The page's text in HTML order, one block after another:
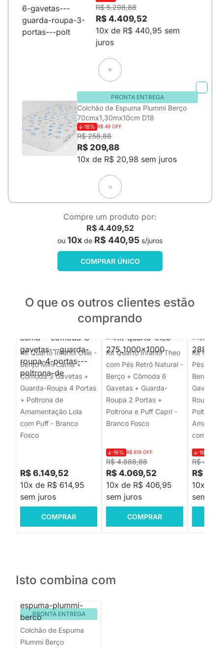
R$ 5.298,88
R$ 4.409,52
10x de R$ 440,95 sem
juros
PRONTA ENTREGA
Colchão de Espuma Plummi Berço
70cmx1,30mx10cm D18
-18% R$ 49 OFF
R$ 258,88
R$ 209,88
10x de R$ 20,98 sem juros
=
Compre um produto por:
R$ 4.409,52
ou 10x de R$ 440,95 s/juros
COMPRAR ÚNICO
O que os outros clientes estão
comprando
Kit Quarto Infantil Ollie -
Berço Mini Cama +
Cômoda 3 Gavetas +
Guarda-Roupa 4 Portas
+ Poltrona de
Amamentação Lola
com Puff - Branco
Fosco
R$ 6.149,52
10x de R$ 614,95
sem juros
COMPRAR
Kit Quarto Infantil Theo
com Pés Retrô Natural -
Berço + Cômoda 6
Gavetas + Guarda-
Roupa 2 Portas +
Poltrona e Puff Capri -
Branco Fosco
R$ 4.888,88
-16% R$ 819 OFF
R$ 4.069,52
10x de R$ 406,95
sem juros
COMPRAR
Kit
Pés
Berço +
Roupa
com
R$
-16%
R$
10x de
sem
Isto combina com
PRONTA ENTREGA
Colchão de Espuma
Plummi Berço